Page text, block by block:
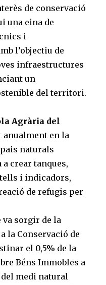
de conservació
una eina de
i
l’objectiu de
infraestructures
un
del territori.
Agrària del
anualment en la
naturals
a crear tanques,
i indicadors,
de refugis per
va sorgir de la
la Conservació de
el 0,5% de la
Béns Immobles a
medi natural